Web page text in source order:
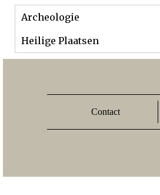
Archeologie
Heilige Plaatsen
Contact